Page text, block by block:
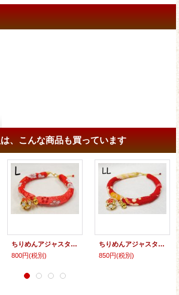
、こんな商品も買っています
ちりめんアジャスター★花鈴
800円(税別)
ちりめんアジャスター★花鈴
850円(税別)